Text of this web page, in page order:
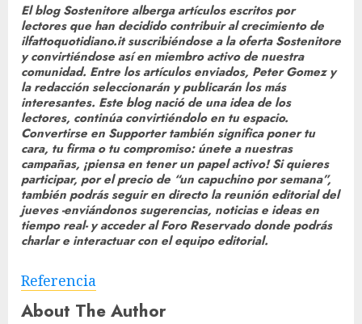
El blog Sostenitore alberga artículos escritos por
lectores que han decidido contribuir al crecimiento de
ilfattoquotidiano.it suscribiéndose a la oferta Sostenitore
y convirtiéndose así en miembro activo de nuestra
comunidad. Entre los artículos enviados, Peter Gomez y
la redacción seleccionarán y publicarán los más
interesantes. Este blog nació de una idea de los
lectores, continúa convirtiéndolo en tu espacio.
Convertirse en Supporter también significa poner tu
cara, tu firma o tu compromiso: únete a nuestras
campañas, ¡piensa en tener un papel activo! Si quieres
participar, por el precio de “un capuchino por semana”,
también podrás seguir en directo la reunión editorial del
jueves -enviándonos sugerencias, noticias e ideas en
tiempo real- y acceder al Foro Reservado donde podrás
charlar e interactuar con el equipo editorial.
Referencia
About The Author